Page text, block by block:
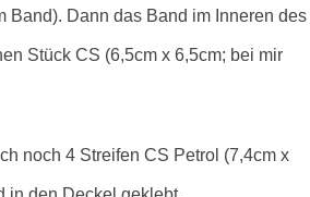
Band). Dann das Band im Inneren des
Stück CS (6,5cm x 6,5cm; bei mir
noch 4 Streifen CS Petrol (7,4cm x